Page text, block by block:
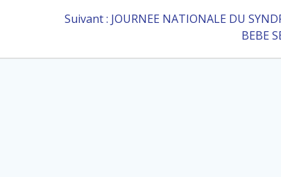
Suivant : Article
JOURNEE NATIONALE DU
BEBE